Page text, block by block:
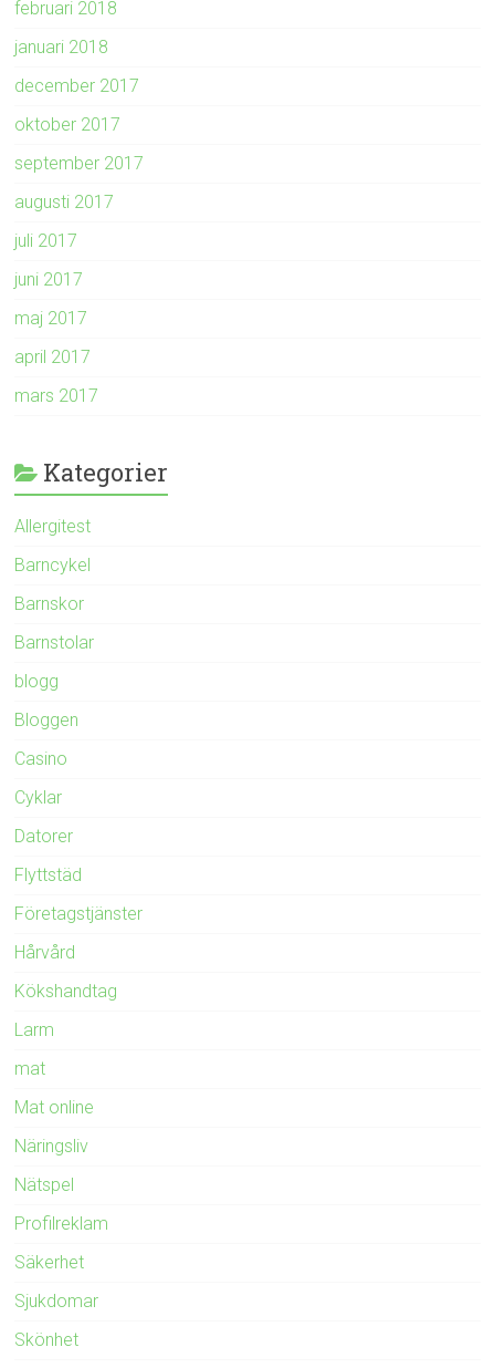
februari 2018
januari 2018
december 2017
oktober 2017
september 2017
augusti 2017
juli 2017
juni 2017
maj 2017
april 2017
mars 2017
Kategorier
Allergitest
Barncykel
Barnskor
Barnstolar
blogg
Bloggen
Casino
Cyklar
Datorer
Flyttstäd
Företagstjänster
Hårvård
Kökshandtag
Larm
mat
Mat online
Näringsliv
Nätspel
Profilreklam
Säkerhet
Sjukdomar
Skönhet